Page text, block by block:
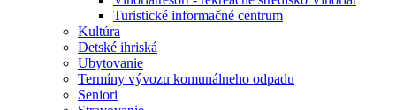
Turistické informačné centrum
Kultúra
Detské ihriská
Ubytovanie
Termíny vývozu komunálneho odpadu
Seniori